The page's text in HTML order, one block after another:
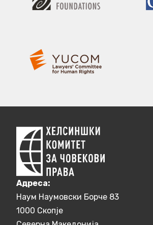
Aдреса:
Наум Наумовски Борче 83
1000 Скопје